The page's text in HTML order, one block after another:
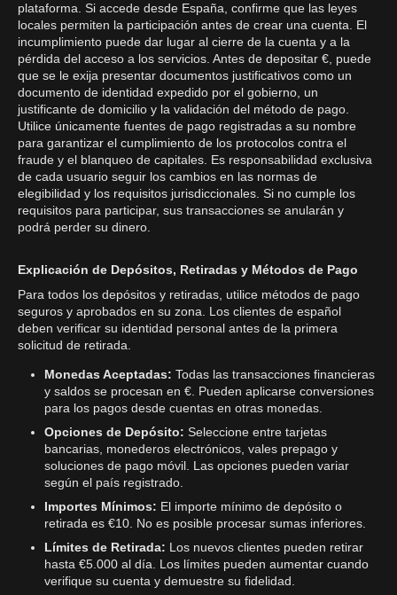
plataforma. Si accede desde España, confirme que las leyes
locales permiten la participación antes de crear una cuenta. El
incumplimiento puede dar lugar al cierre de la cuenta y a la
pérdida del acceso a los servicios. Antes de depositar €, puede
que se le exija presentar documentos justificativos como un
documento de identidad expedido por el gobierno, un
justificante de domicilio y la validación del método de pago.
Utilice únicamente fuentes de pago registradas a su nombre
para garantizar el cumplimiento de los protocolos contra el
fraude y el blanqueo de capitales. Es responsabilidad exclusiva
de cada usuario seguir los cambios en las normas de
elegibilidad y los requisitos jurisdiccionales. Si no cumple los
requisitos para participar, sus transacciones se anularán y
podrá perder su dinero.
Explicación de Depósitos, Retiradas y Métodos de Pago
Para todos los depósitos y retiradas, utilice métodos de pago
seguros y aprobados en su zona. Los clientes de español
deben verificar su identidad personal antes de la primera
solicitud de retirada.
Monedas Aceptadas: Todas las transacciones financieras
y saldos se procesan en €. Pueden aplicarse conversiones
para los pagos desde cuentas en otras monedas.
Opciones de Depósito: Seleccione entre tarjetas
bancarias, monederos electrónicos, vales prepago y
soluciones de pago móvil. Las opciones pueden variar
según el país registrado.
Importes Mínimos: El importe mínimo de depósito o
retirada es €10. No es posible procesar sumas inferiores.
Límites de Retirada: Los nuevos clientes pueden retirar
hasta €5.000 al día. Los límites pueden aumentar cuando
verifique su cuenta y demuestre su fidelidad.